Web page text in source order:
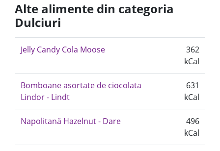
Alte alimente din categoria
Dulciuri
Jelly Candy Cola Moose
362
kCal
Bomboane asortate de ciocolata
Lindor - Lindt
631
kCal
Napolitană Hazelnut - Dare
496
kCal